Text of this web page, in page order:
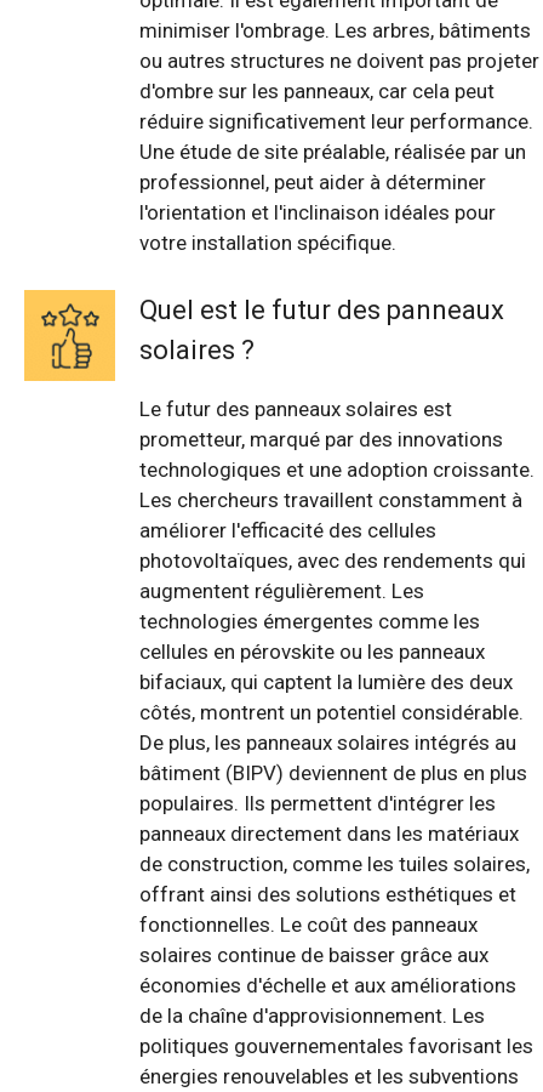
minimiser l'ombrage. Les arbres, bâtiments
ou autres structures ne doivent pas projeter
d'ombre sur les panneaux, car cela peut
réduire significativement leur performance.
Une étude de site préalable, réalisée par un
professionnel, peut aider à déterminer
l'orientation et l'inclinaison idéales pour
votre installation spécifique.
Quel est le futur des panneaux
solaires ?
Le futur des panneaux solaires est
prometteur, marqué par des innovations
technologiques et une adoption croissante.
Les chercheurs travaillent constamment à
améliorer l'efficacité des cellules
photovoltaïques, avec des rendements qui
augmentent régulièrement. Les
technologies émergentes comme les
cellules en pérovskite ou les panneaux
bifaciaux, qui captent la lumière des deux
côtés, montrent un potentiel considérable.
De plus, les panneaux solaires intégrés au
bâtiment (BIPV) deviennent de plus en plus
populaires. Ils permettent d'intégrer les
panneaux directement dans les matériaux
de construction, comme les tuiles solaires,
offrant ainsi des solutions esthétiques et
fonctionnelles. Le coût des panneaux
solaires continue de baisser grâce aux
économies d'échelle et aux améliorations
de la chaîne d'approvisionnement. Les
politiques gouvernementales favorisant les
énergies renouvelables et les subventions